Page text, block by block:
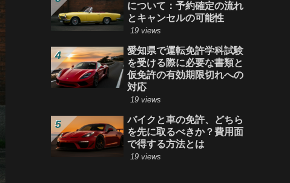
について：予約確定の流れ
とキャンセルの可能性
19 views
愛知県で運転免許学科試験
を受ける際に必要な書類と
仮免許の有効期限切れへの
対応
19 views
バイクと車の免許、どちら
を先に取るべきか？費用面
で得する方法とは
19 views